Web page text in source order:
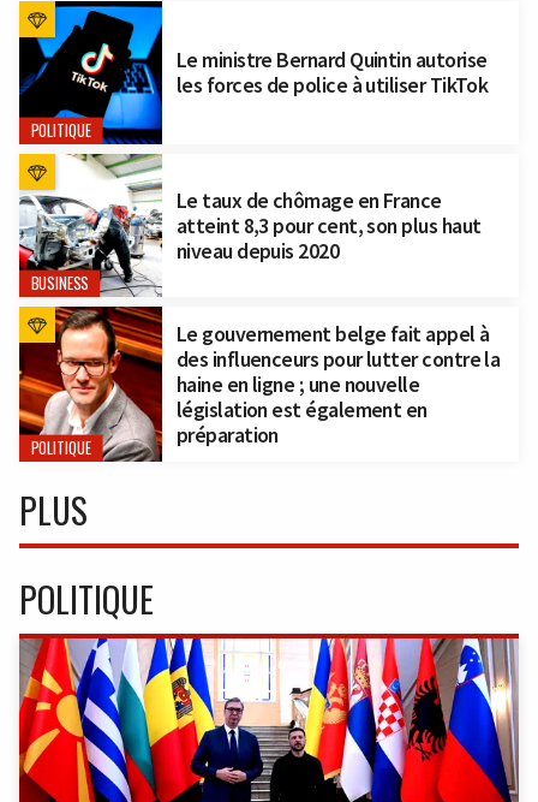
POLITIQUE
Le ministre Bernard Quintin autorise
les forces de police à utiliser TikTok
BUSINESS
Le taux de chômage en France
atteint 8,3 pour cent, son plus haut
niveau depuis 2020
POLITIQUE
Le gouvernement belge fait appel à
des influenceurs pour lutter contre la
haine en ligne ; une nouvelle
législation est également en
préparation
PLUS
POLITIQUE